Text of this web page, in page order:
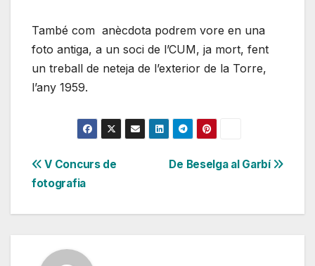
També com anècdota podrem vore en una
foto antiga, a un soci de l’CUM, ja mort, fent
un treball de neteja de l’exterior de la Torre,
l’any 1959.
Navegación
de
De Beselga al Garbí
V Concurs de
fotografia